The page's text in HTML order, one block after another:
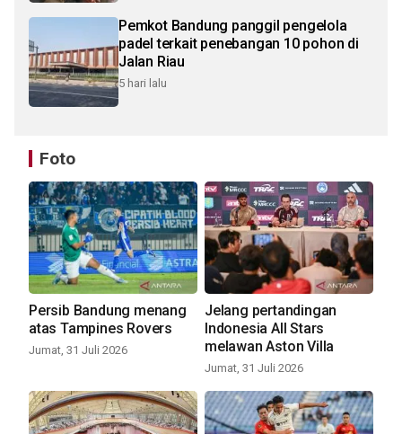
Pemkot Bandung panggil pengelola
padel terkait penebangan 10 pohon di
Jalan Riau
5 hari lalu
Foto
Persib Bandung menang
atas Tampines Rovers
Jumat, 31 Juli 2026
Jelang pertandingan
Indonesia All Stars
melawan Aston Villa
Jumat, 31 Juli 2026